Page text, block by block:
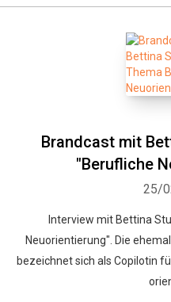
Brandcast mit
"Berufliche
25/
Interview mit Bettina
Neuorientierung". Die
bezeichnet sich als Copilotin